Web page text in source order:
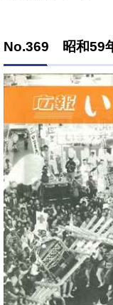
No.369 昭和59